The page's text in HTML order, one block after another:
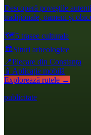
Descoperă poveștile
tradiționale, oameni și
🗺️5 trasee culturale
🏛️Situri arheologice
📍Plecare din Constanța
📱 Aplicație mobilă
Explorează rutele →
publicitate